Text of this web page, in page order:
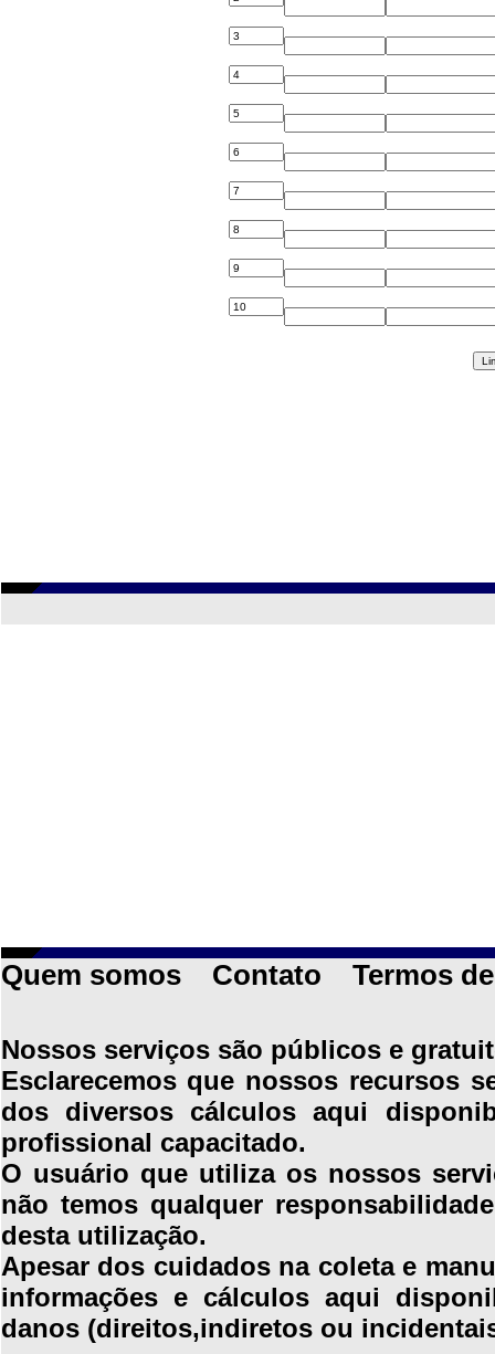
Quem somos Contato Termos
Nossos serviços são públicos e
Esclarecemos que nossos recursos
dos diversos cálculos aqui
profissional capacitado.
O usuário que utiliza os nossos
não temos qualquer
desta utilização.
Apesar dos cuidados na coleta e
informações e cálculos aqui
danos (direitos,indiretos ou